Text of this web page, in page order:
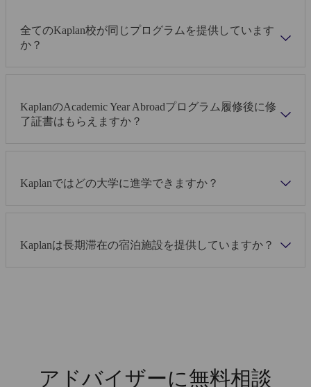
全てのKaplan校が同じプログラムを提供しています
か？
KaplanのAcademic Year Abroadプログラム履修後に修
了証書はもらえますか？
Kaplanではどの大学に進学できますか？
Kaplanは長期滞在の宿泊施設を提供していますか？
アドバイザーに無料相談